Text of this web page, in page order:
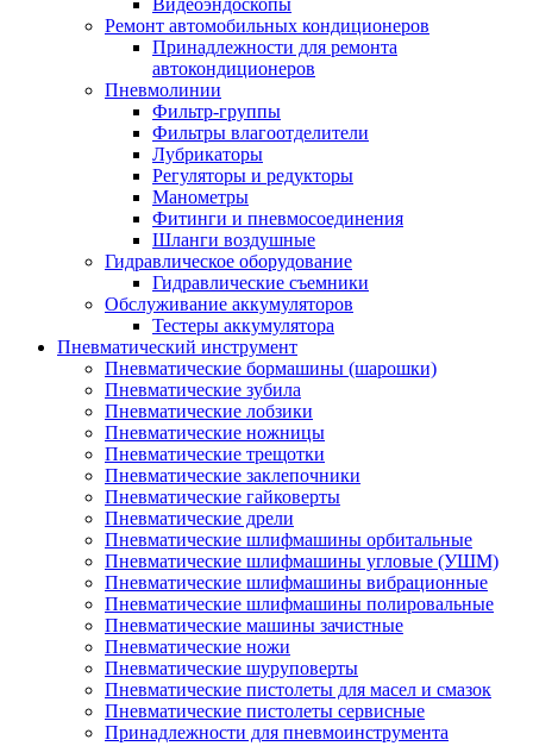
Видеоэндоскопы
Ремонт автомобильных кондиционеров
Принадлежности для ремонта
автокондиционеров
Пневмолинии
Фильтр-группы
Фильтры влагоотделители
Лубрикаторы
Регуляторы и редукторы
Манометры
Фитинги и пневмосоединения
Шланги воздушные
Гидравлическое оборудование
Гидравлические съемники
Обслуживание аккумуляторов
Тестеры аккумулятора
Пневматический инструмент
Пневматические бормашины (шарошки)
Пневматические зубила
Пневматические лобзики
Пневматические ножницы
Пневматические трещотки
Пневматические заклепочники
Пневматические гайковерты
Пневматические дрели
Пневматические шлифмашины орбитальные
Пневматические шлифмашины угловые (УШМ)
Пневматические шлифмашины вибрационные
Пневматические шлифмашины полировальные
Пневматические машины зачистные
Пневматические ножи
Пневматические шуруповерты
Пневматические пистолеты для масел и смазок
Пневматические пистолеты сервисные
Принадлежности для пневмоинструмента